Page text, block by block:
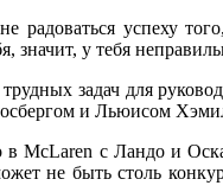
успеху
значит, у тебя
задач для
и Льюисом
McLaren с Ландо и
не быть столь